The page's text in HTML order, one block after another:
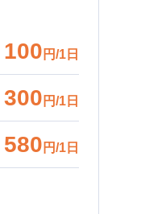
100 円/1日
300 円/1日
580 円/1日